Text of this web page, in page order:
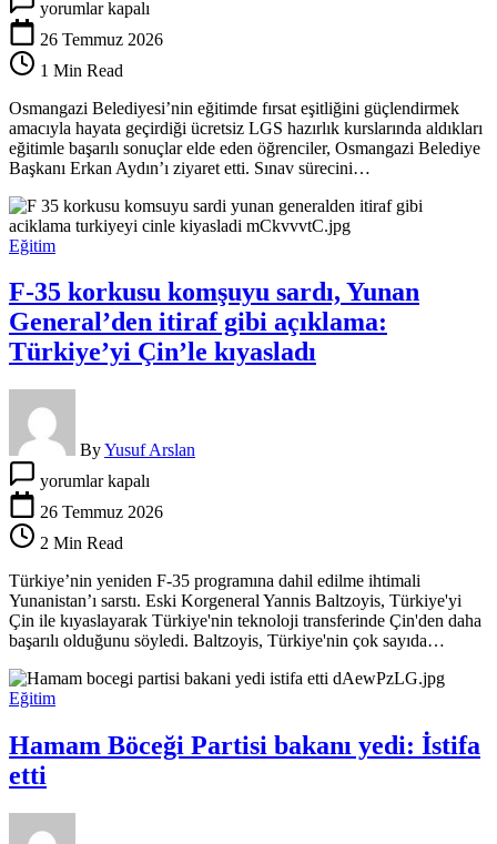
ücretsiz
LGS
başarılı
Başkan
Aydın’la
buluştu
için
yorumlar kapalı
26 Temmuz 2026
1 Min Read
Osmangazi Belediyesi’nin eğitimde fırsat eşitliğini güçlendirmek
amacıyla hayata geçirdiği ücretsiz LGS hazırlık kurslarında aldıkları
eğitimle başarılı sonuçlar elde eden öğrenciler, Osmangazi Belediye
Başkanı Erkan Aydın’ı ziyaret etti. Sınav sürecini…
Eğitim
F-35 korkusu komşuyu sardı, Yunan
General’den itiraf gibi açıklama:
Türkiye’yi Çin’le kıyasladı
ByYusuf Arslan
35
korkusu
sardı,
General’den
itiraf
gibi
açıklama:
Türkiye’yi
Çin’le
kıyasladı
yorumlar kapalı
26 Temmuz 2026
2 Min Read
Türkiye’nin yeniden F-35 programına dahil edilme ihtimali
Yunanistan’ı sarstı. Eski Korgeneral Yannis Baltzoyis, Türkiye'yi
Çin ile kıyaslayarak Türkiye'nin teknoloji transferinde Çin'den daha
başarılı olduğunu söyledi. Baltzoyis, Türkiye'nin çok sayıda…
Eğitim
Hamam Böceği Partisi bakanı yedi: İstifa
etti